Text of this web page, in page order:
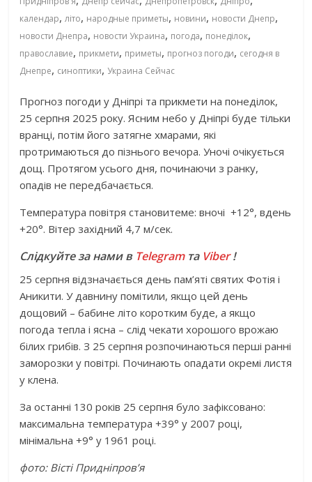
календар,літо, народные приметы, новини, новости Днепр,
новости Днепра, новости Украина, погода, понеділок,
православие, прикмети, приметы, прогноз погоди, сегодня в
Днепре, синоптики, Украина Сейчас
Прогноз погоди у Дніпрі та прикмети на понеділок,
25 серпня 2025 року. Ясним небо у Дніпрі буде тільки
вранці, потім його затягне хмарами, які
протримаються до пізнього вечора. Уночі очікується
дощ. Протягом усього дня, починаючи з ранку,
опадів не передбачається.
Температура повітря становитеме: вночі +12°, вдень
+20°. Вітер західний 4,7 м/сек.
Слідкуйте за нами в Telegramта Viber!
25 серпня відзначається день пам’яті святих Фотія і
Аникити. У давнину помітили, якщо цей день
дощовий – бабине літо коротким буде, а якщо
погода тепла і ясна – слід чекати хорошого врожаю
білих грибів. З 25 серпня розпочинаються перші ранні
заморозки у повітрі. Починають опадати окремі листя
у клена.
За останні 130 років 25 серпня було зафіксовано:
максимальна температура +39° у 2007 році,
мінімальна +9° у 1961 році.
фото: Вісті Придніпров’я